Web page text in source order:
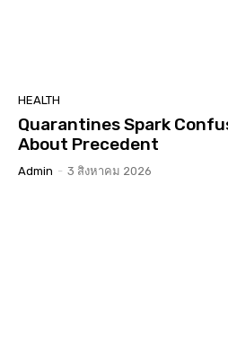
HEALTH
Quarantines Spark
About Precedent
Admin - 3 สิงหาคม 2026